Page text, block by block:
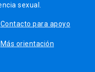
sexual.
Contacto para apoyo
Más orientación